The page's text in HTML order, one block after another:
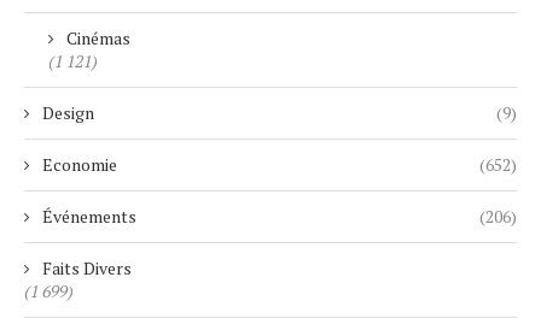
Cinémas
(1 121)
Design (9)
Economie (652)
Événements (206)
Faits Divers
(1 699)